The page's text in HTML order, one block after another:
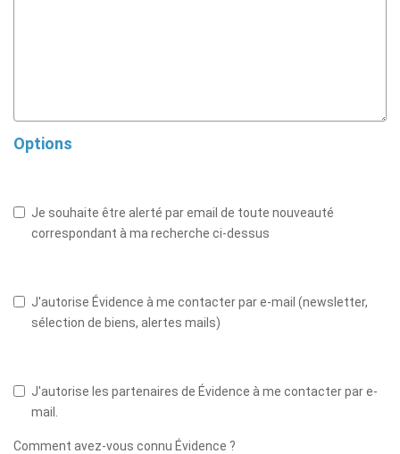
Options
Je souhaite être alerté par email de toute nouveauté
correspondant à ma recherche ci-dessus
J'autorise Évidence à me contacter par e-mail (newsletter,
sélection de biens, alertes mails)
J'autorise les partenaires de Évidence à me contacter par e-
mail.
Comment avez-vous connu Évidence ?